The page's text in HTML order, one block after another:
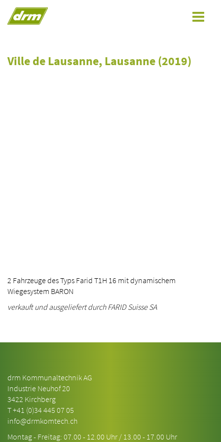
Toggle
Ville de Lausanne, Lausanne (2019)
2 Fahrzeuge des Typs Farid T1H 16 mit dynamischem
Wiegesystem BARON
verkauft und ausgeliefert durch FARID Suisse SA
drm Kommunaltechnik AG
Industrie Neuhof 20
3422 Kirchberg
T+41 (0)34 445 07 05
info@drmkomtech.ch
Montag - Freitag: 07.00 - 12.00 Uhr / 13.00 - 17.00 Uhr